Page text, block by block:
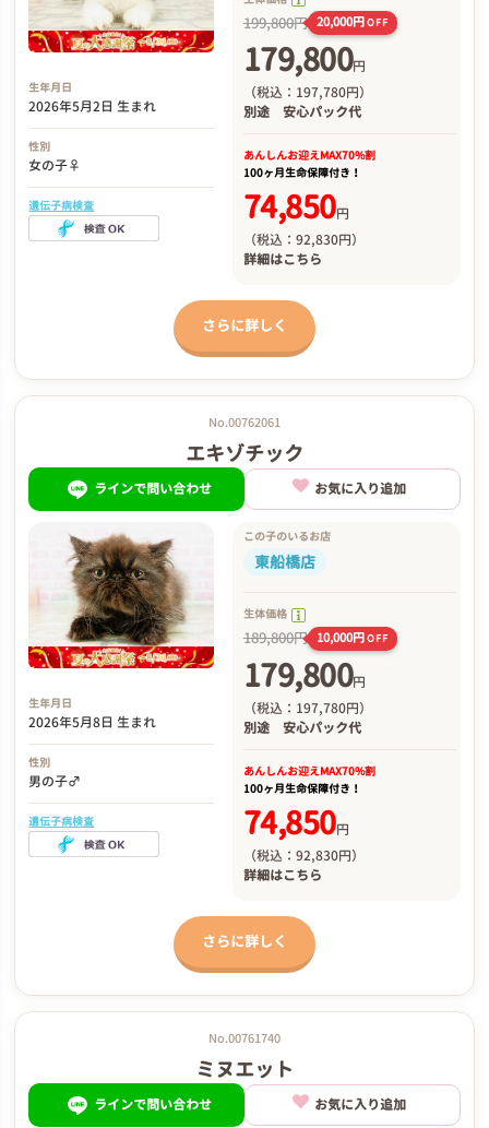
生年月日
2026年5月2日 生まれ
性別
女の子♀
遺伝子病検査
199,800円 20,000円OFF
179,800円
（税込：197,780円）
別途 安心パック代
あんしんお迎えMAX70%割
100ヶ月生命保障付き！
74,850円
（税込：92,830円）
詳細はこちら
さらに詳しく
No.00762061
エキゾチック
ラインで問い合わせ お気に入り追加
生年月日
2026年5月8日 生まれ
性別
男の子♂
遺伝子病検査
この子のいるお店
東船橋店
生体価格
189,800円 10,000円OFF
179,800円
（税込：197,780円）
別途 安心パック代
あんしんお迎えMAX70%割
100ヶ月生命保障付き！
74,850円
（税込：92,830円）
詳細はこちら
さらに詳しく
No.00761740
ミヌエット
ラインで問い合わせ お気に入り追加